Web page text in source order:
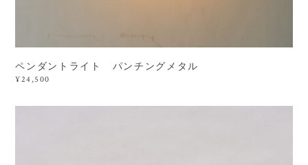
ペンダントライト パンチングメタル
¥24,500